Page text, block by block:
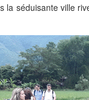
séduisante ville